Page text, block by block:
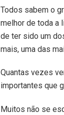
Todos sabem o
melhor de toda a
de ter sido um
mais, uma das
Quantas vezes
importantes que
Muitos não se